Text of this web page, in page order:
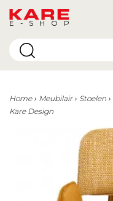
E-SHOP
Home Meubilair Stoelen
Kare Design